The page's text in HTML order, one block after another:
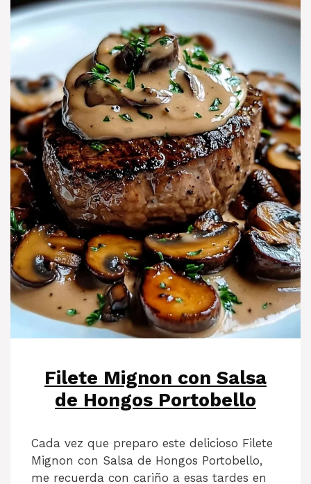
Filete Mignon con Salsa
de Hongos Portobello
Cada vez que preparo este delicioso Filete
Mignon con Salsa de Hongos Portobello,
me recuerda con cariño a esas tardes en